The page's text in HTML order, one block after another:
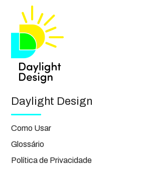
Daylight Design
Como Usar
Glossário
Política de Privacidade